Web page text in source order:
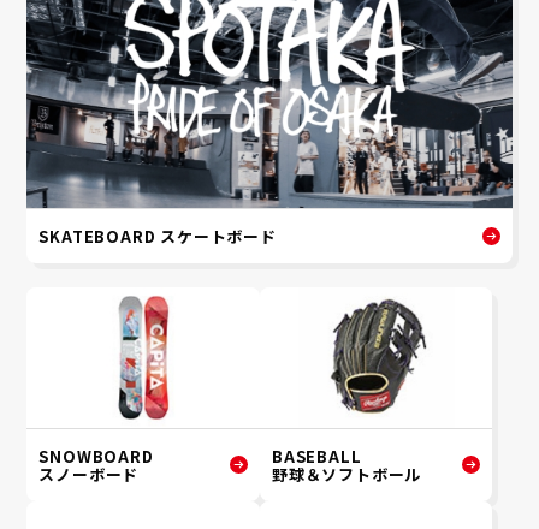
SKATEBOARD スケートボード
SNOWBOARD
スノーボード
BASEBALL
野球＆ソフトボール